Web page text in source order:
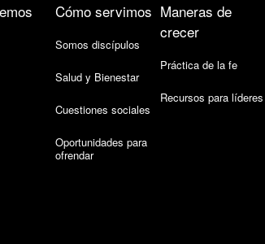
Cómo servimos
Somos discípulos
Salud y Bienestar
Cuestiones sociales
Oportunidades para
ofrendar
Maneras de
crecer
Práctica de la fe
Recursos para líderes